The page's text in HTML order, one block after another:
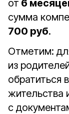
от 6
сумма
700 руб.
Отметим:
из
обратиться
жительства
с